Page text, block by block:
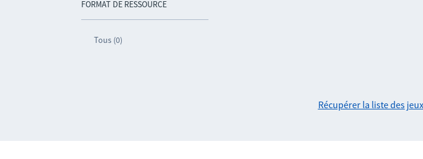
FORMAT DE RESSOURCE
Tous (0)
Récupérer la liste des